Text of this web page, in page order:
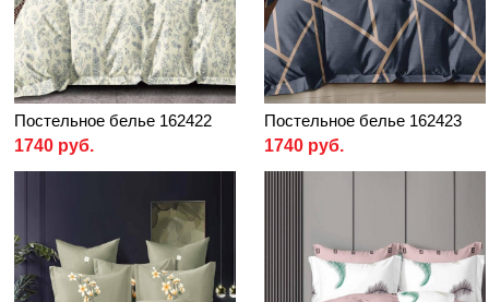
Постельное белье 162422
1740 руб.
Постельное белье 162423
1740 руб.